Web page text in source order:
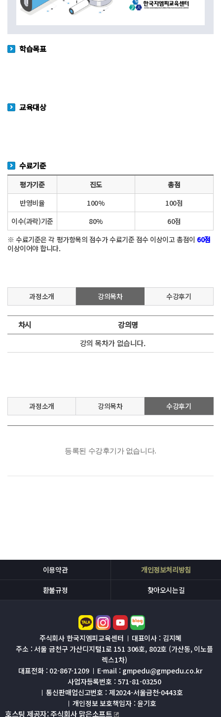
학습목표
교육대상
수료기준
평가기준 진도
총점
반영비율
100%
100점
이수(과락)기준
80%
60점
※ 수료기준은 각 평가항목의 점수가 수료기준 점수 이상이고 총점이 60점
이상이어야 합니다.
과정소개 강의목차 수강후기
차시
강의명
강의 목차가 없습니다.
과정소개 강의목차 수강후기
이용약관 개인정보처리방침
환불규정 찾아오시는길
주식회사 한국지엠피교육센터
대표이사 : 김지혜
주소 : 서울 금천구 가산디지털1로 151 306호, 802호 (가산동, 이노플
렉스1차)
대표전화 : 02-867-1209
E-mail : gmpedu@gmpedu.co.kr
사업자등록번호 : 571-81-03250
통신판매업신고번호 : 제2024-서울금천-0443호
개인정보 보호책임자 : 윤기호
호스팅 제공자: 주식회사 맑은소프트